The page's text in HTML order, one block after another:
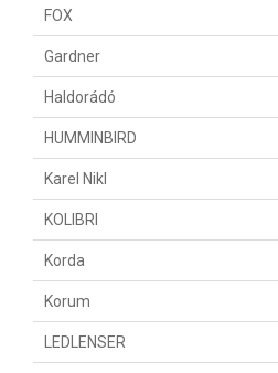
FOX
Gardner
Haldorádó
HUMMINBIRD
Karel Nikl
KOLIBRI
Korda
Korum
LEDLENSER